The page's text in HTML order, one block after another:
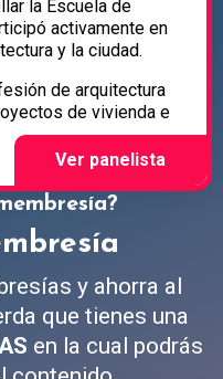
la Escuela de
activamente en
y la ciudad.
de arquitectura
de vivienda e
y ahorra al
que tienes una
en la cual podrás